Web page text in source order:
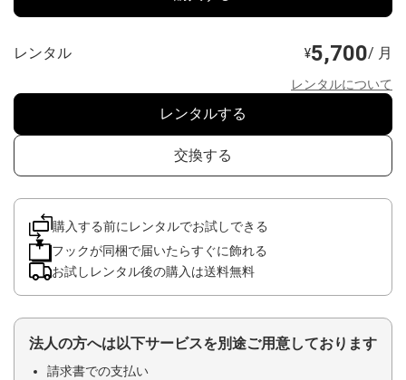
レンタル ¥5,700/ 月
レンタルについて
レンタルする
交換する
購入する前にレンタルでお試しできる
フックが同梱で届いたらすぐに飾れる
お試しレンタル後の購入は送料無料
法人の方へは以下サービスを別途ご用意しております
請求書での支払い